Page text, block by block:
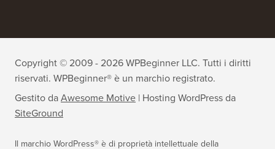
Copyright © 2009 - 2026 WPBeginner LLC. Tutti i diritti
riservati. WPBeginner® è un marchio registrato.
Gestito daAwesome Motive | Hosting WordPressda
SiteGround
Il marchio WordPress® è di proprietà intellettuale della